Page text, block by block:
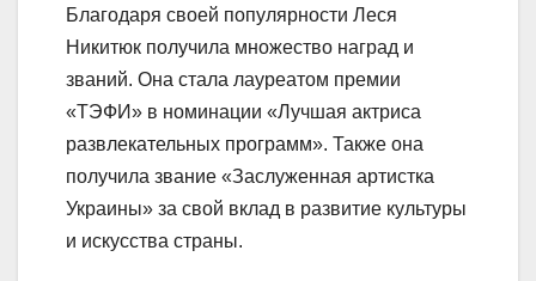
Благодаря своей популярности Леся
Никитюк получила множество наград и
званий. Она стала лауреатом премии
«ТЭФИ» в номинации «Лучшая актриса
развлекательных программ». Также она
получила звание «Заслуженная артистка
Украины» за свой вклад в развитие культуры
и искусства страны.